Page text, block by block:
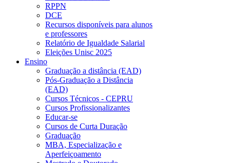
RPPN
DCE
Recursos disponíveis para alunos
e professores
Relatório de Igualdade Salarial
Eleições Unisc 2025
Ensino
Graduação a distância (EAD)
Pós-Graduação a Distância
(EAD)
Cursos Técnicos - CEPRU
Cursos Profissionalizantes
Educar-se
Cursos de Curta Duração
Graduação
MBA, Especialização e
Aperfeiçoamento